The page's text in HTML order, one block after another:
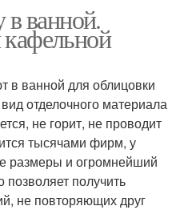
в ванной.
в ванной для облицовки
отделочного материала
не горит, не проводит
тысячами фирм, у
размеры и огромнейший
получить
не повторяющих друг